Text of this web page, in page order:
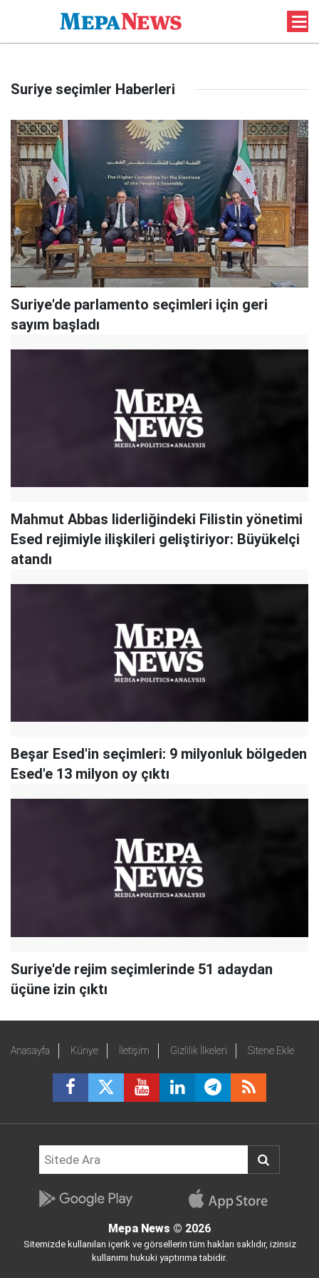
Suriye seçimler Haberleri
Suriye'de parlamento seçimleri için geri
sayım başladı
Mahmut Abbas liderliğindeki Filistin yönetimi
Esed rejimiyle ilişkileri geliştiriyor: Büyükelçi
atandı
Beşar Esed'in seçimleri: 9 milyonluk bölgeden
Esed'e 13 milyon oy çıktı
Suriye'de rejim seçimlerinde 51 adaydan
üçüne izin çıktı
Anasayfa Künye İletişim Gizlilik İlkeleri Sitene Ekle
Mepa News © 2026
Sitemizde kullanılan içerik ve görsellerin tüm hakları saklıdır, izinsiz
kullanımı hukuki yaptırıma tabidir.